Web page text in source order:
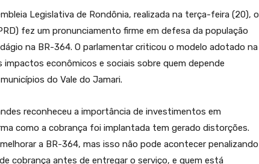
Legislativa de Rondônia, realizada na terça-feira (20), o
fez um pronunciamento firme em defesa da população
na BR-364. O parlamentar criticou o modelo adotado na
econômicos e sociais sobre quem depende
do Vale do Jamari.
reconheceu a importância de investimentos em
como a cobrança foi implantada tem gerado distorções.
a BR-364, mas isso não pode acontecer penalizando
cobrança antes de entregar o serviço, e quem está